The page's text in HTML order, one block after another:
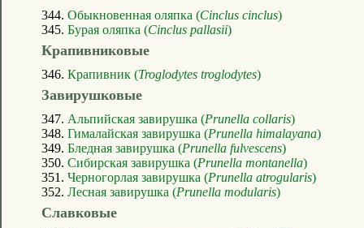
344. Обыкновенная оляпка (Cinclus cinclus)
345. Бурая оляпка (Cinclus pallasii)
Крапивниковые
346. Крапивник (Troglodytes troglodytes)
Завирушковые
347. Альпийская завирушка (Prunella collaris)
348. Гималайская завирушка (Prunella himalayana)
349. Бледная завирушка (Prunella fulvescens)
350. Сибирская завирушка (Prunella montanella)
351. Черногорлая завирушка (Prunella atrogularis)
352. Лесная завирушка (Prunella modularis)
Славковые